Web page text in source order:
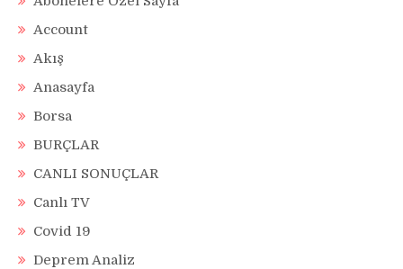
Account
Akış
Anasayfa
Borsa
BURÇLAR
CANLI SONUÇLAR
Canlı TV
Covid 19
Deprem Analiz